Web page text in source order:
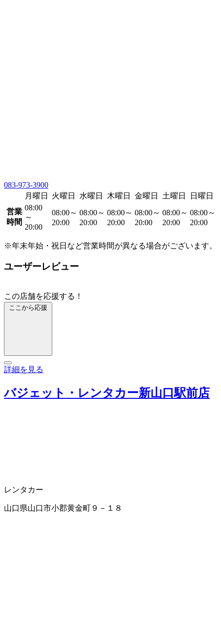
083-973-3900
月曜日
火曜日 水曜日 木曜日 金曜日 土曜日
日曜日
営業
時間
08:00
～
20:00
08:00～
20:00
08:00～
20:00
08:00～
20:00
08:00～
20:00
08:00～
20:00
08:00～
20:00
※年末年始・祝日など営業時間が異なる場合がございます。
ユーザーレビュー
この店舗を応援する！
ここから応援
詳細を見る
バジェット・レンタカー新山口駅前店
レンタカー
山口県山口市小郡黄金町９－１８